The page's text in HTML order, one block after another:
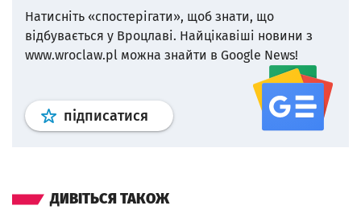
Натисніть «спостерігати», щоб знати, що
відбувається у Вроцлаві. Найцікавіші новини з
www.wroclaw.pl можна знайти в Google News!
підписатися Профіль google news
ДИВІТЬСЯ ТАКОЖ